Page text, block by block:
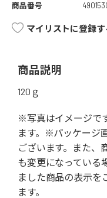
商品番号
マイリストに登録す
商品説明
120ｇ
※写真はイメージで
ます。※パッケージ
ございます。また、
も変更になっている
ました商品の表示を
ます。